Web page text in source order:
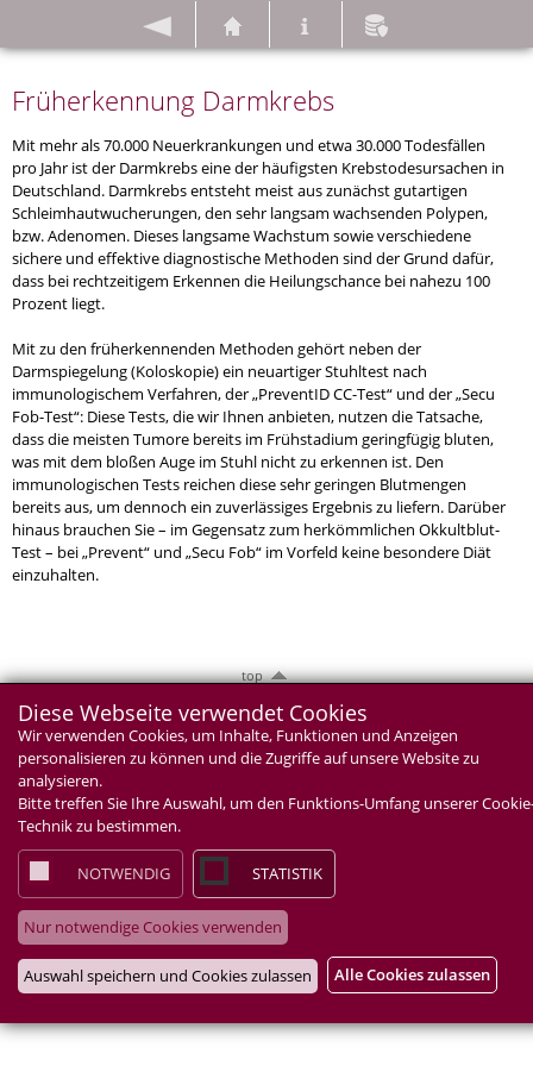
Diese Webseite verwendet Cookies
Wir verwenden Cookies, um Inhalte, Funktionen und Anzeigen
personalisieren zu können und die Zugriffe auf unsere Website zu
analysieren.
Bitte treffen Sie Ihre Auswahl, um den Funktions-Umfang unserer
Technik zu bestimmen.
NOTWENDIG STATISTIK
Nur notwendige Cookies verwenden
Auswahl speichern und Cookies zulassen Alle Cookies zulassen
Früherkennung Darmkrebs
Mit mehr als 70.000 Neuerkrankungen und etwa 30.000 Todesfällen
pro Jahr ist der Darmkrebs eine der häufigsten Krebstodesursachen in
Deutschland. Darmkrebs entsteht meist aus zunächst gutartigen
Schleimhautwucherungen, den sehr langsam wachsenden Polypen,
bzw. Adenomen. Dieses langsame Wachstum sowie verschiedene
sichere und effektive diagnostische Methoden sind der Grund dafür,
dass bei rechtzeitigem Erkennen die Heilungschance bei nahezu 100
Prozent liegt.
Mit zu den früherkennenden Methoden gehört neben der
Darmspiegelung (Koloskopie) ein neuartiger Stuhltest nach
immunologischem Verfahren, der „PreventID CC-Test“ und der „Secu
Fob-Test“: Diese Tests, die wir Ihnen anbieten, nutzen die Tatsache,
dass die meisten Tumore bereits im Frühstadium geringfügig bluten,
was mit dem bloßen Auge im Stuhl nicht zu erkennen ist. Den
immunologischen Tests reichen diese sehr geringen Blutmengen
bereits aus, um dennoch ein zuverlässiges Ergebnis zu liefern. Darüber
hinaus brauchen Sie – im Gegensatz zum herkömmlichen Okkultblut-
Test – bei „Prevent“ und „Secu Fob“ im Vorfeld keine besondere Diät
einzuhalten.
top